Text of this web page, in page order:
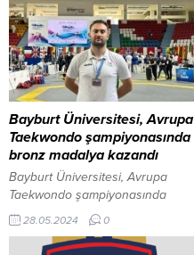
İstanbul Deplasmanında
karşılaştı. MUĞLA-BHA Maça
Maça Dominic Jordan Artis, Can
Uğur Öğüt, Amar Alibegovic,
Jaron Tremel Johnson, Ahmet
Düveloğlu ilk beşi ile başlayan
Çağdaş Bodrum Spor, Anadolu
Efes ile oynadığı ilk periyodu...
Bayburt Üniversitesi, Avrupa
Taekwondo şampiyonasında
bronz madalya kazandı
Bayburt Üniversitesi, Avrupa
Taekwondo şampiyonasında
bronz madalya kazandı Yaşar
Yıldız-Bayburt Oyunların son
gününde 70 kg, 80 kg, 87 kg ve
28.05.2024 0